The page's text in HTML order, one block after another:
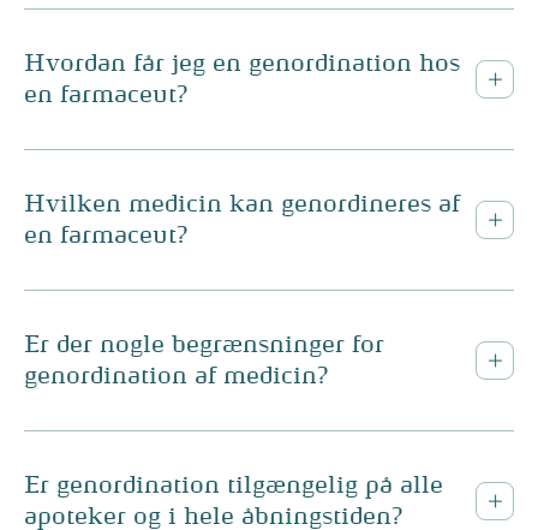
Hvordan får jeg en genordination hos
en farmaceut?
Hvilken medicin kan genordineres af
en farmaceut?
Er der nogle begrænsninger for
genordination af medicin?
Er genordination tilgængelig på alle
apoteker og i hele åbningstiden?